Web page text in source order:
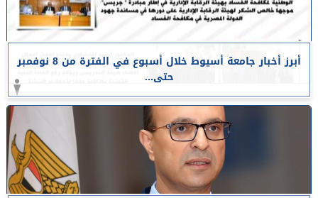
أبرز أخبار جامعة أسيوط خلال أسبوع في الفترة من 8 نوفمبر
حتى...